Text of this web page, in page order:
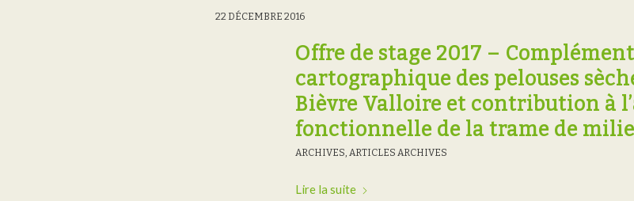
22 DÉCEMBRE 2016
Offre de stage 2017 –
cartographique des pelouses
Bièvre Valloire et contribution à
fonctionnelle de la trame de
ARCHIVES, ARTICLES ARCHIVES
Lire la suite